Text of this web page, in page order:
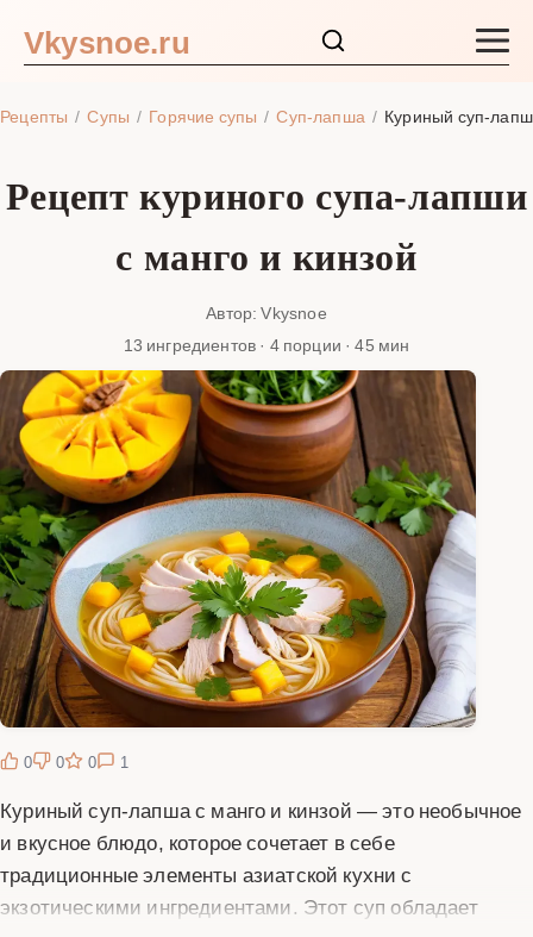
Vkysnoe.ru
Рецепты Супы Горячие супы Суп-лапша Куриный суп-
Рецепт куриного супа-лапши
с манго и кинзой
Автор: Vkysnoe
13 ингредиентов · 4 порции · 45 мин
0 0 0 1
Куриный суп-лапша с манго и кинзой — это необычное
и вкусное блюдо, которое сочетает в себе
традиционные элементы азиатской кухни с
экзотическими ингредиентами. Этот суп обладает